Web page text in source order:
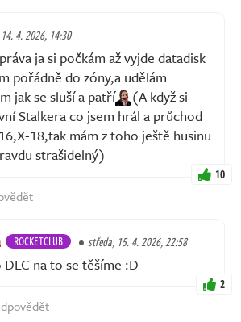
4. 2026, 14:30
ja si počkám až vyjde datadisk
pořádně do zóny,a udělám
jak se sluší a patří
(A když si
Stalkera co jsem hrál a průchod
18,tak mám z toho ještě husinu
strašidelný)
10
ROCKETCLUB středa, 15. 4. 2026, 22:58
na to se těšíme :D
2